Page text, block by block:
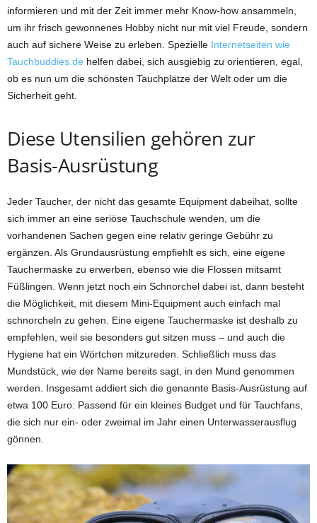
informieren und mit der Zeit immer mehr Know-how ansammeln,
um ihr frisch gewonnenes Hobby nicht nur mit viel Freude, sondern
auch auf sichere Weise zu erleben. Spezielle Internetseiten wie
Tauchbuddies.de helfen dabei, sich ausgiebig zu orientieren, egal,
ob es nun um die schönsten Tauchplätze der Welt oder um die
Sicherheit geht.
Diese Utensilien gehören zur
Basis-Ausrüstung
Jeder Taucher, der nicht das gesamte Equipment dabeihat, sollte
sich immer an eine seriöse Tauchschule wenden, um die
vorhandenen Sachen gegen eine relativ geringe Gebühr zu
ergänzen. Als Grundausrüstung empfiehlt es sich, eine eigene
Tauchermaske zu erwerben, ebenso wie die Flossen mitsamt
Füßlingen. Wenn jetzt noch ein Schnorchel dabei ist, dann besteht
die Möglichkeit, mit diesem Mini-Equipment auch einfach mal
schnorcheln zu gehen. Eine eigene Tauchermaske ist deshalb zu
empfehlen, weil sie besonders gut sitzen muss – und auch die
Hygiene hat ein Wörtchen mitzureden. Schließlich muss das
Mundstück, wie der Name bereits sagt, in den Mund genommen
werden. Insgesamt addiert sich die genannte Basis-Ausrüstung auf
etwa 100 Euro: Passend für ein kleines Budget und für Tauchfans,
die sich nur ein- oder zweimal im Jahr einen Unterwasserausflug
gönnen.